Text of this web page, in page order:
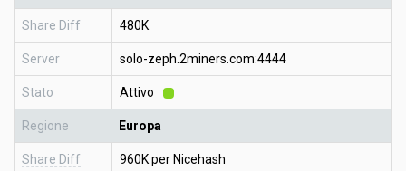
Share Diff 480K
Server solo-zeph.2miners.com:4444
Stato Attivo
Regione Europa
Share Diff 960K per Nicehash